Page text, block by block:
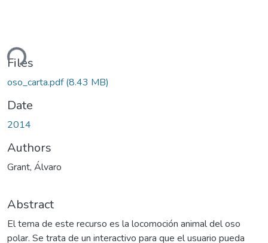
Files
oso_carta.pdf(8.43 MB)
Date
2014
Authors
Grant, Álvaro
Abstract
El tema de este recurso es la locomoción animal del oso
polar. Se trata de un interactivo para que el usuario pueda